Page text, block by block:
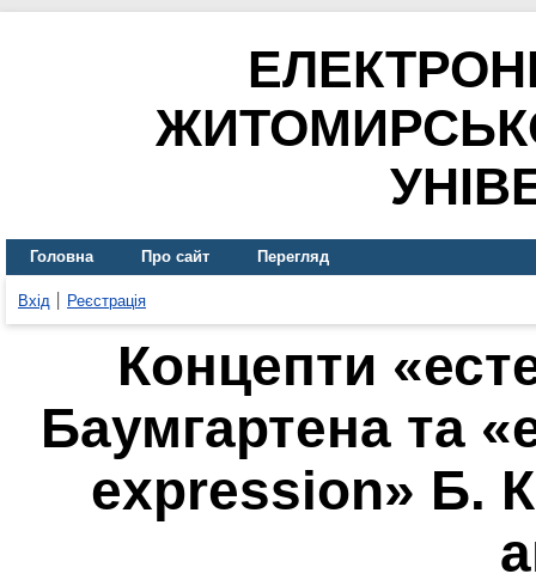
Головна Про сайт Перегляд
Вхід Реєстрація
Концепти
Баумгартена та
expression» Б.